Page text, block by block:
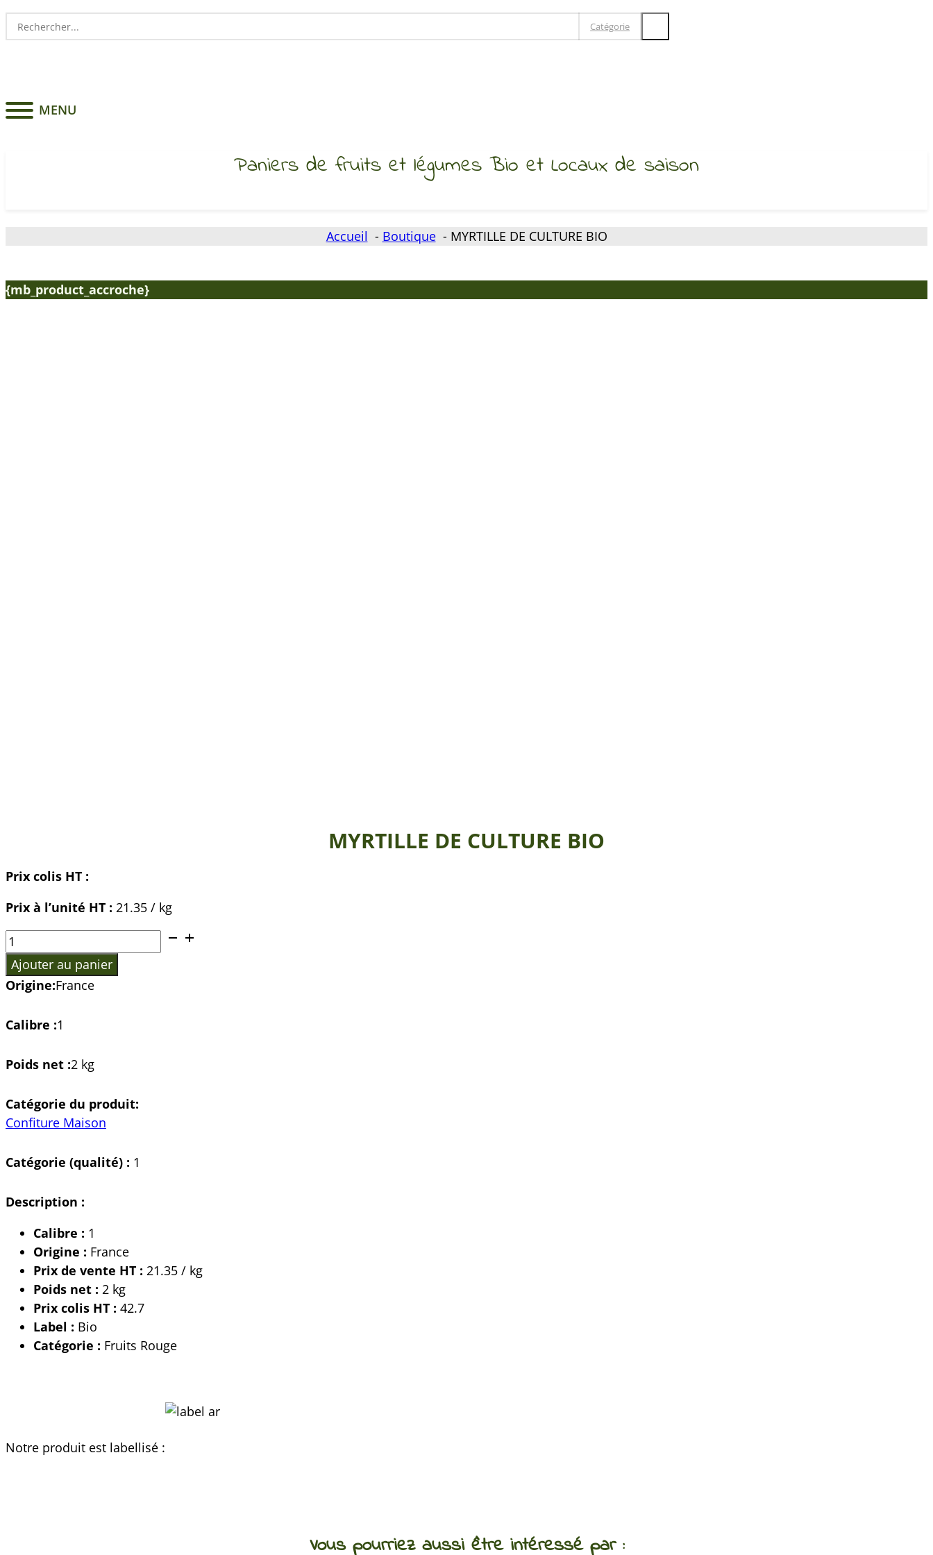
Search
for:
Catégorie
MENU
Paniers de fruits et légumes Bio et Locaux de saison
Accueil Boutique MYRTILLE DE CULTURE BIO
{mb_product_accroche}
MYRTILLE DE CULTURE BIO
Prix colis HT :
Prix à l’unité HT : 21.35 / kg
quantité
de
MYRTILLE
DE
BIO
Ajouter au panier
Origine:France
Calibre :1
Poids net :2 kg
Catégorie du produit:
Confiture Maison
Catégorie (qualité) : 1
Description :
Calibre : 1
Origine : France
Prix de vente HT : 21.35 / kg
Poids net : 2 kg
Prix colis HT : 42.7
Label : Bio
Catégorie : Fruits Rouge
Notre produit est labellisé :
Vous pourriez aussi être intéressé par :